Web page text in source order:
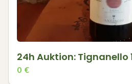
24h Auktion: Tignanello
0 €